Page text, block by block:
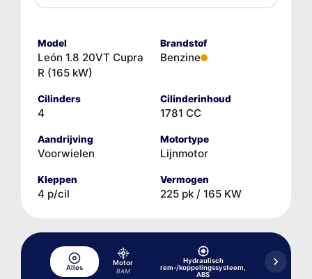
Model
León 1.8 20VT Cupra
R (165 kW)
Brandstof
Benzine
Cilinders
4
Cilinderinhoud
1781 CC
Aandrijving
Voorwielen
Motortype
Lijnmotor
Kleppen
4 p/cil
Vermogen
225 pk / 165 KW
Alles
Motor
BAM
Hydraulisch
rem-/koppelingssysteem,
ABS
Koelsysteem